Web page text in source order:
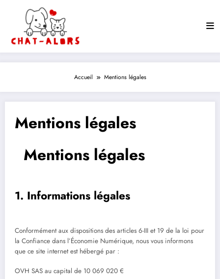
Accueil Mentions légales
Mentions légales
Mentions légales
1. Informations légales
Conformément aux dispositions des articles 6-III et 19 de la loi pour
la Confiance dans l’Économie Numérique, nous vous informons
que ce site internet est hébergé par :
OVH SAS au capital de 10 069 020 €